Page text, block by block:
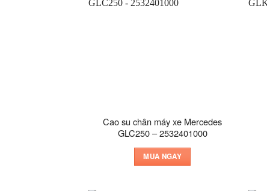
Cao su chân máy xe Mercedes
GLC250 – 2532401000
MUA NGAY